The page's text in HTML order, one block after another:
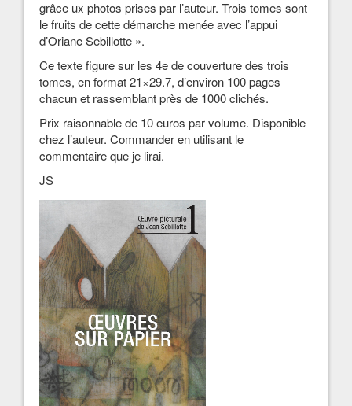
grâce ux photos prises par l’auteur. Trois tomes sont
le fruits de cette démarche menée avec l’appui
d’Oriane Sebillotte ».
Ce texte figure sur les 4e de couverture des trois
tomes, en format 21×29.7, d’environ 100 pages
chacun et rassemblant près de 1000 clichés.
Prix raisonnable de 10 euros par volume. Disponible
chez l’auteur. Commander en utilisant le
commentaire que je lirai.
JS